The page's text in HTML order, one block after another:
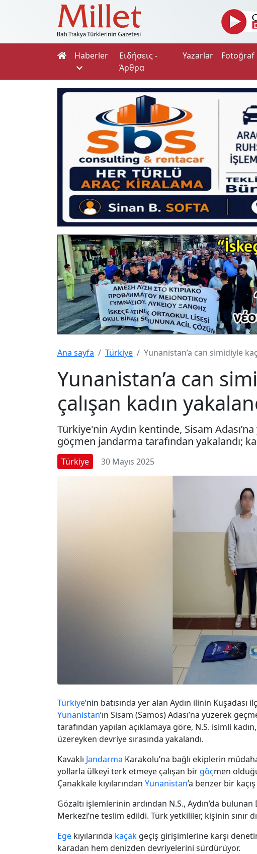
Haberler
Ειδήσεις -
Άρθρα
Yazarlar Fotoğraf
Ana sayfa Türkiye Yunanistan’a can simidiyle
Yunanistan’a can
çalışan kadın
Türkiye'nin Aydın kentinde, Sisam
göçmen jandarma tarafından yakalandı;
Türkiye 30 Mayıs 2025
Türkiye’nin batısında yer alan Aydın ilinin Kuşadası
Yunanistan’ın Sisam (Samos) Adası’na yüzerek
tarafından yapılan açıklamaya göre, N.S. isimli
üzereyken devriye sırasında yakalandı.
Kavaklı Jandarma Karakolu’na bağlı ekiplerin
yollarla ülkeyi terk etmeye çalışan bir göçmen
Çanakkale kıyılarından Yunanistan’a benzer bir
Gözaltı işlemlerinin ardından N.S., Aydın’da bulunan
Merkezi’ne teslim edildi. Türk yetkililer, kişinin sınır
Ege kıyılarında kaçak geçiş girişimlerine karşı
karadan hem denizden devriyelerini sürdürüyor.